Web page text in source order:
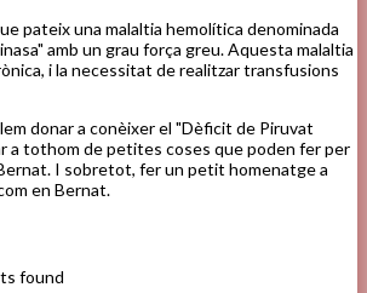
pateix una malaltia hemolítica denominada
amb un grau força greu. Aquesta malaltia
i la necessitat de realitzar transfusions
donar a conèixer el "Dèficit de Piruvat
a tothom de petites coses que poden fer per
I sobretot, fer un petit homenatge a
en Bernat.
found